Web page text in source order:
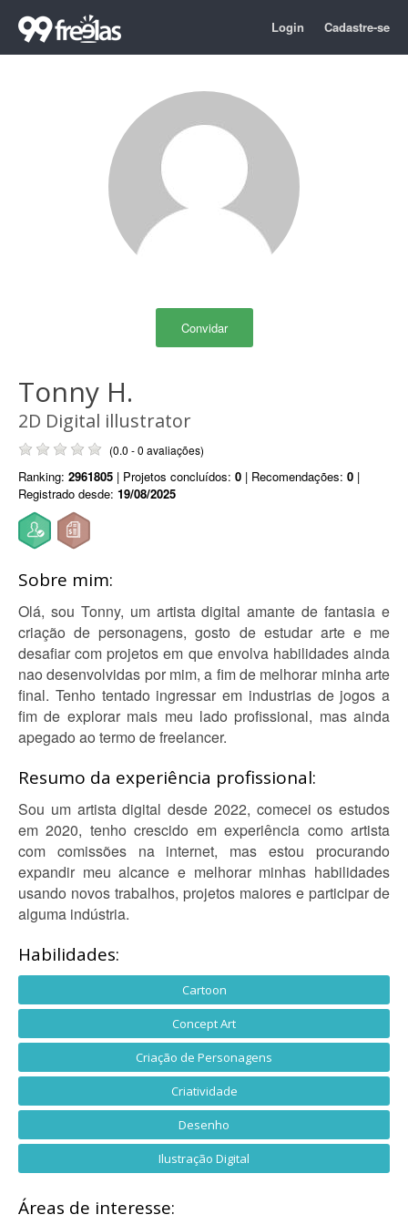
Login Cadastre-se
Convidar
Tonny H.
2D Digital illustrator
(0.0 - 0 avaliações)
Ranking: 2961805 | Projetos concluídos: 0 | Recomendações: 0 |
Registrado desde: 19/08/2025
Sobre mim:
Olá, sou Tonny, um artista digital amante de fantasia e
criação de personagens, gosto de estudar arte e me
desafiar com projetos em que envolva habilidades ainda
nao desenvolvidas por mim, a fim de melhorar minha arte
final. Tenho tentado ingressar em industrias de jogos a
fim de explorar mais meu lado profissional, mas ainda
apegado ao termo de freelancer.
Resumo da experiência profissional:
Sou um artista digital desde 2022, comecei os estudos
em 2020, tenho crescido em experiência como artista
com comissões na internet, mas estou procurando
expandir meu alcance e melhorar minhas habilidades
usando novos trabalhos, projetos maiores e participar de
alguma indústria.
Habilidades:
Cartoon
Concept Art
Criação de Personagens
Criatividade
Desenho
Ilustração Digital
Áreas de interesse: